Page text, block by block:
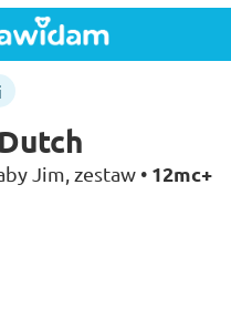
Jim, zestaw • 12mc+